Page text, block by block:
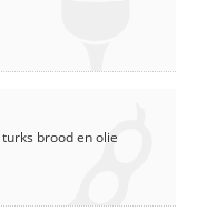
turks broodenolie